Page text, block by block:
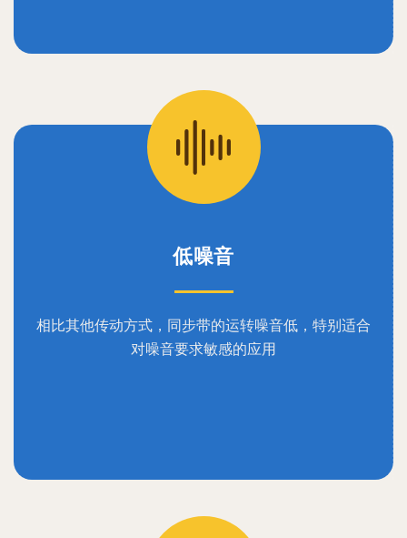
低噪音
相比其他传动方式，同步带的运转噪音低，特别适合
对噪音要求敏感的应用